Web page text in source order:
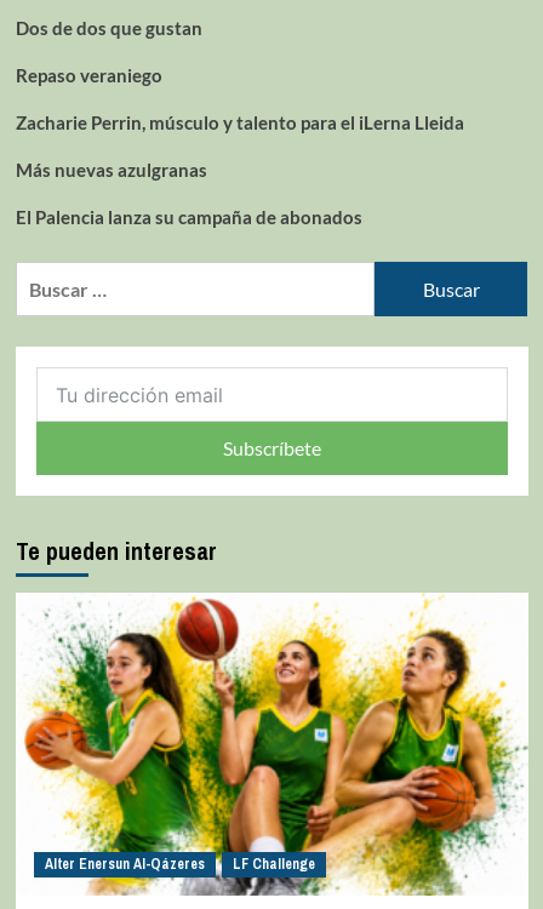
Dos de dos que gustan
Repaso veraniego
Zacharie Perrin, músculo y talento para el iLerna Lleida
Más nuevas azulgranas
El Palencia lanza su campaña de abonados
Subscríbete
Te pueden interesar
Alter Enersun Al-Qázeres LF Challenge